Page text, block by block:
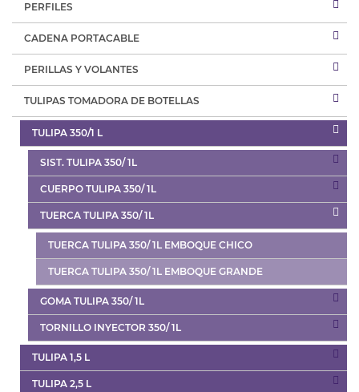
PERFILES
CADENA PORTACABLE
PERILLAS Y VOLANTES
TULIPAS TOMADORA DE BOTELLAS
TULIPA 350/1 L
SIST. TULIPA 350/ 1L
CUERPO TULIPA 350/ 1L
TUERCA TULIPA 350/ 1L
TUERCA TULIPA 350/ 1L EMBOQUE CHICO
TUERCA TULIPA 350/ 1L EMBOQUE GRANDE
GOMA TULIPA 350/ 1L
TORNILLO INYECTOR 350/ 1L
TULIPA 1,5 L
TULIPA 2,5 L